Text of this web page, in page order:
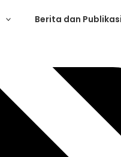
Berita dan Publikasi